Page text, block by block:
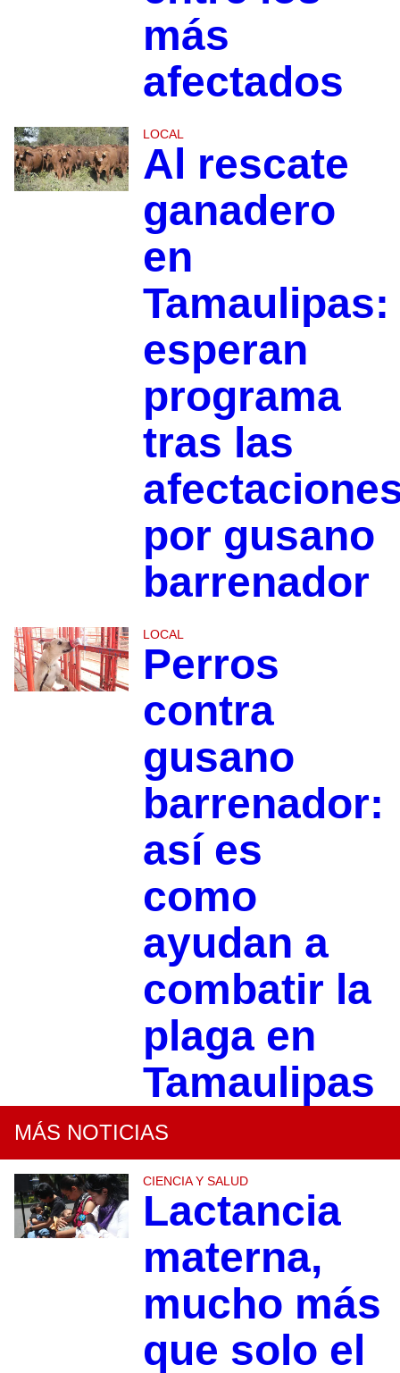
más
afectados
LOCAL
Al rescate
ganadero
en
Tamaulipas:
esperan
programa
tras las
por gusano
barrenador
LOCAL
Perros
contra
gusano
barrenador:
así es
como
ayudan a
combatir la
plaga en
Tamaulipas
MÁS NOTICIAS
CIENCIA Y SALUD
Lactancia
materna,
mucho más
que solo el